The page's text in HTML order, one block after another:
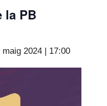
la PB
maig 2024 | 17:00